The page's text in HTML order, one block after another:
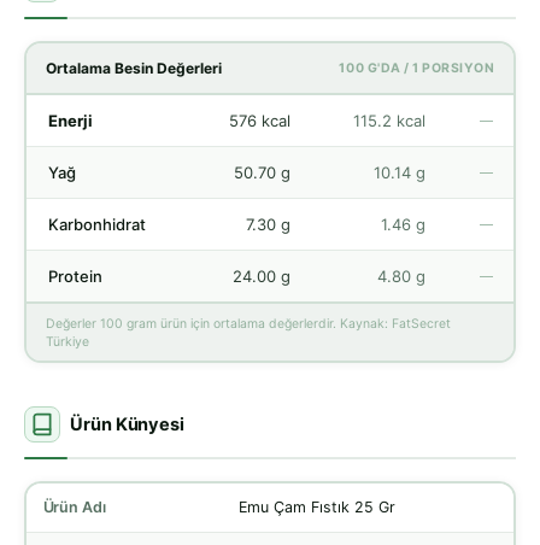
Ortalama Besin Değerleri 100 G'DA / 1 PORSIYON
Enerji 576 kcal 115.2 kcal —
Yağ 50.70 g 10.14 g —
Karbonhidrat 7.30 g 1.46 g —
Protein 24.00 g 4.80 g —
Değerler 100 gram ürün için ortalama değerlerdir. Kaynak: FatSecret
Türkiye
Ürün Künyesi
Ürün Adı Emu Çam Fıstık 25 Gr